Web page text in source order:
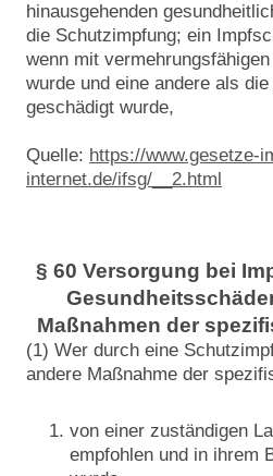
hinausgehenden
die Schutzimpfung; ein
wenn mit
wurde und eine andere als
geschädigt wurde,
Quelle: https://www.gesetze-
internet.de/ifsg/__2.html
§ 60 Versorgung bei
Maßnahmen der
(1) Wer durch eine
andere Maßnahme der
von einer zuständigen
empfohlen und in ihrem